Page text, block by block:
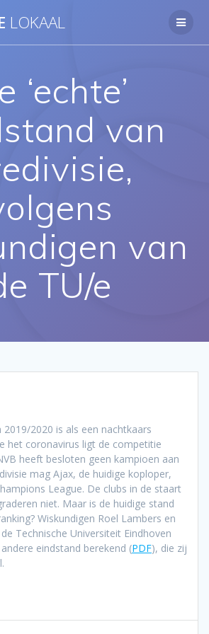
naar
LOKAAL
‘echte’
van
van
TU/e
2020 is als een nachtkaars
het coronavirus ligt de competitie
heeft besloten geen kampioen aan
mag Ajax, de huidige koploper,
League. De clubs in de staart
niet. Maar is de huidige stand
Wiskundigen Roel Lambers en
Technische Universiteit Eindhoven
eindstand berekend (PDF), die zij